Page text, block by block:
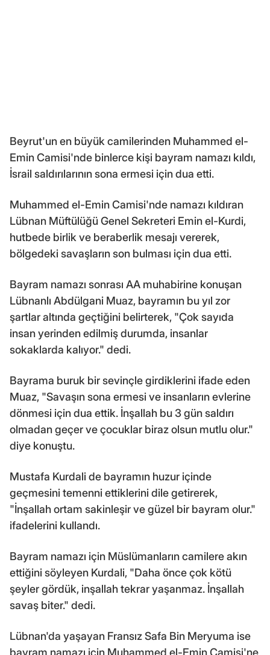
Beyrut'un en büyük camilerinden Muhammed el-
Emin Camisi'nde binlerce kişi bayram namazı kıldı,
İsrail saldırılarının sona ermesi için dua etti.
Muhammed el-Emin Camisi'nde namazı kıldıran
Lübnan Müftülüğü Genel Sekreteri Emin el-Kurdi,
hutbede birlik ve beraberlik mesajı vererek,
bölgedeki savaşların son bulması için dua etti.
Bayram namazı sonrası AA muhabirine konuşan
Lübnanlı Abdülgani Muaz, bayramın bu yıl zor
şartlar altında geçtiğini belirterek, "Çok sayıda
insan yerinden edilmiş durumda, insanlar
sokaklarda kalıyor." dedi.
Bayrama buruk bir sevinçle girdiklerini ifade eden
Muaz, "Savaşın sona ermesi ve insanların evlerine
dönmesi için dua ettik. İnşallah bu 3 gün saldırı
olmadan geçer ve çocuklar biraz olsun mutlu olur."
diye konuştu.
Mustafa Kurdali de bayramın huzur içinde
geçmesini temenni ettiklerini dile getirerek,
"İnşallah ortam sakinleşir ve güzel bir bayram olur."
ifadelerini kullandı.
Bayram namazı için Müslümanların camilere akın
ettiğini söyleyen Kurdali, "Daha önce çok kötü
şeyler gördük, inşallah tekrar yaşanmaz. İnşallah
savaş biter." dedi.
Lübnan'da yaşayan Fransız Safa Bin Meryuma ise
bayram namazı için Muhammed el-Emin Camisi'ne